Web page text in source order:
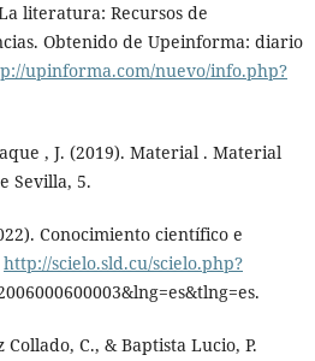
literatura: Recursos de
Obtenido de Upeinforma: diario
upinforma.com/nuevo/info.php?
, J. (2019). Material . Material
Sevilla, 5.
Conocimiento científico e
http://scielo.sld.cu/scielo.php?
C., & Baptista Lucio, P.